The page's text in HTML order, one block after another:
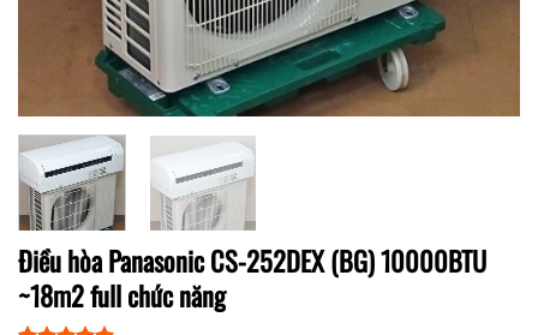
Điều hòa Panasonic CS-252DEX (BG) 10000BTU
~18m2 full chức năng